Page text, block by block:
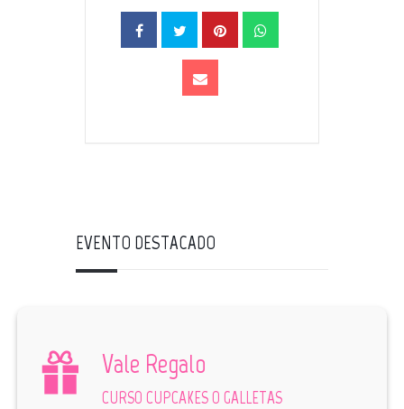
EVENTO DESTACADO
Vale Regalo
CURSO CUPCAKES O GALLETAS